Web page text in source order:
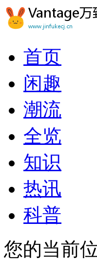
首页
闲趣
潮流
全览
知识
热讯
科普
您的当前